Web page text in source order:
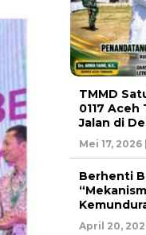
TMMD
0117 Aceh
Jalan di
Mei 17, 2026
Berhenti
April 20,